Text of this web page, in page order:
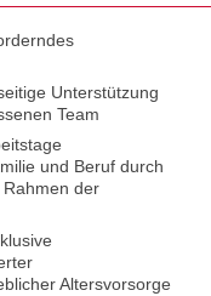
Unterstützung
Team
und Beruf durch
der
Altersvorsorge